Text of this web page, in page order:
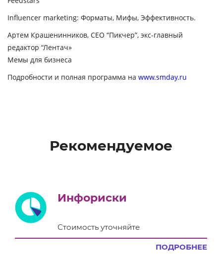
Influencer marketing: Форматы, Мифы, Эффективность.
Артем Крашенинников, CEO “Пикчер”, экс-главный
редактор “Лентач»
Мемы для бизнеса
Подробности и полная программа на www.smday.ru
Рекомендуемое
Инфориски
Стоимость уточняйте
ПОДРОБНЕЕ